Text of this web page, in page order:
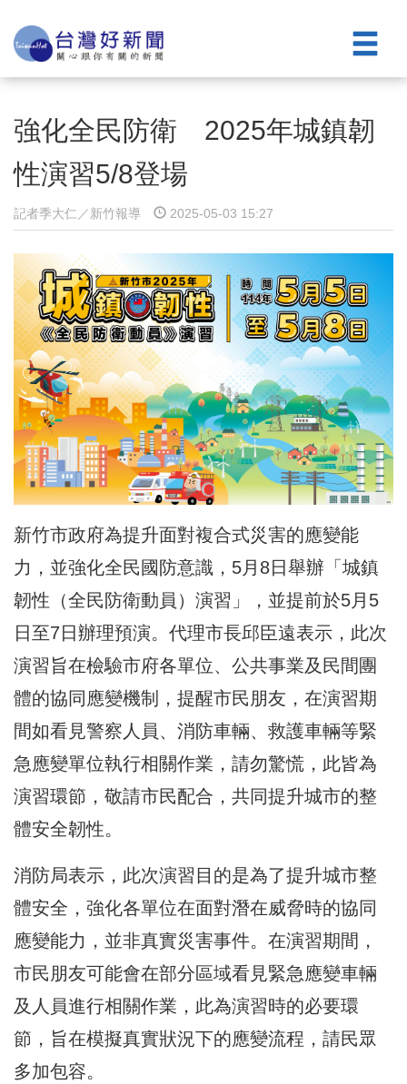
強化全民防衛 2025年城鎮韌
性演習5/8登場
記者季大仁／新竹報導 2025-05-03 15:27
新竹市政府為提升面對複合式災害的應變能
力，並強化全民國防意識，5月8日舉辦「城鎮
韌性（全民防衛動員）演習」，並提前於5月5
日至7日辦理預演。代理市長邱臣遠表示，此次
演習旨在檢驗市府各單位、公共事業及民間團
體的協同應變機制，提醒市民朋友，在演習期
間如看見警察人員、消防車輛、救護車輛等緊
急應變單位執行相關作業，請勿驚慌，此皆為
演習環節，敬請市民配合，共同提升城市的整
體安全韌性。
消防局表示，此次演習目的是為了提升城市整
體安全，強化各單位在面對潛在威脅時的協同
應變能力，並非真實災害事件。在演習期間，
市民朋友可能會在部分區域看見緊急應變車輛
及人員進行相關作業，此為演習時的必要環
節，旨在模擬真實狀況下的應變流程，請民眾
多加包容。